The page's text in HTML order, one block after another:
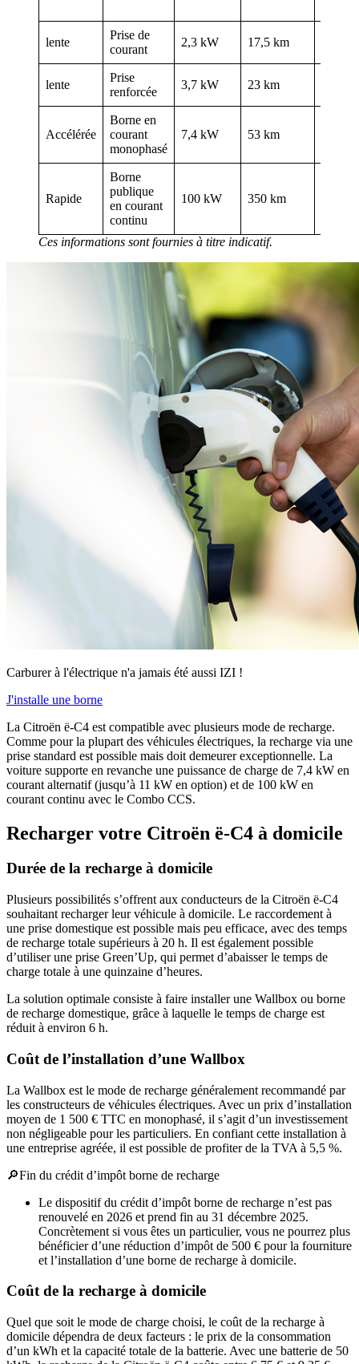
lente
Prise de
courant
2,3 kW 17,5 km
lente
Prise
renforcée
3,7 kW 23 km
Accélérée
Borne en
courant
monophasé
7,4 kW 53 km
Rapide
Borne
publique
en courant
continu
100 kW 350 km
Ces informations sont fournies à titre indicatif.
Carburer à l'électrique n'a jamais été aussi IZI !
J'installe une borne
La Citroën ë-C4 est compatible avec plusieurs mode de recharge.
Comme pour la plupart des véhicules électriques, la recharge via une
prise standard est possible mais doit demeurer exceptionnelle. La
voiture supporte en revanche une puissance de charge de 7,4 kW en
courant alternatif (jusqu’à 11 kW en option) et de 100 kW en
courant continu avec le Combo CCS.
Recharger votre Citroën ë-C4 à domicile
Durée de la recharge à domicile
Plusieurs possibilités s’offrent aux conducteurs de la Citroën ë-C4
souhaitant recharger leur véhicule à domicile. Le raccordement à
une prise domestique est possible mais peu efficace, avec des temps
de recharge totale supérieurs à 20 h. Il est également possible
d’utiliser une prise Green’Up, qui permet d’abaisser le temps de
charge totale à une quinzaine d’heures.
La solution optimale consiste à faire installer une Wallbox ou borne
de recharge domestique, grâce à laquelle le temps de charge est
réduit à environ 6 h.
Coût de l’installation d’une Wallbox
La Wallbox est le mode de recharge généralement recommandé par
les constructeurs de véhicules électriques. Avec un prix d’installation
moyen de 1 500 € TTC en monophasé, il s’agit d’un investissement
non négligeable pour les particuliers. En confiant cette installation à
une entreprise agréée, il est possible de profiter de la TVA à 5,5 %.
🔎Fin du crédit d’impôt borne de recharge
Le dispositif du crédit d’impôt borne de recharge n’est pas
renouvelé en 2026 et prend fin au 31 décembre 2025.
Concrètement si vous êtes un particulier, vous ne pourrez plus
bénéficier d’une réduction d’impôt de 500 € pour la fourniture
et l’installation d’une borne de recharge à domicile.
Coût de la recharge à domicile
Quel que soit le mode de charge choisi, le coût de la recharge à
domicile dépendra de deux facteurs : le prix de la consommation
d’un kWh et la capacité totale de la batterie. Avec une batterie de 50